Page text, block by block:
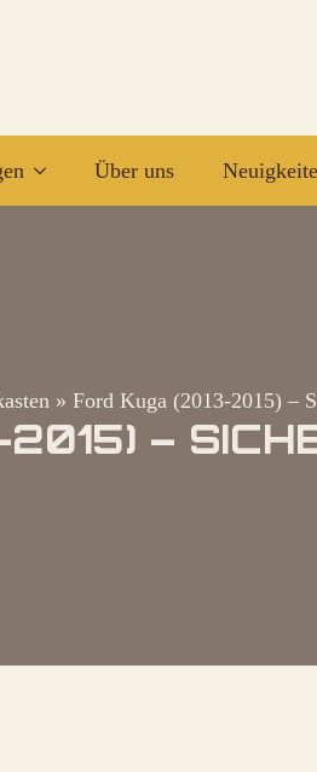
Über uns
» Ford Kuga (2013-2015) –
–